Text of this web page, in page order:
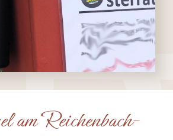
am Reichenbach-